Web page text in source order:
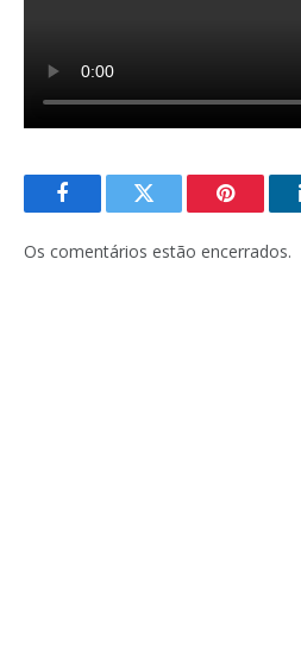
FacebookTwitter Pinterest
Os comentários estão encerrados.